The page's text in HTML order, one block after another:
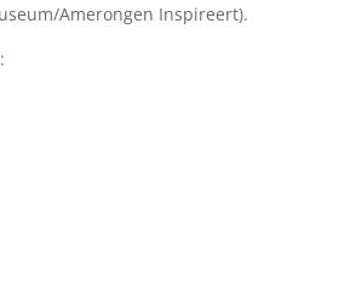
Amerongen Inspireert).